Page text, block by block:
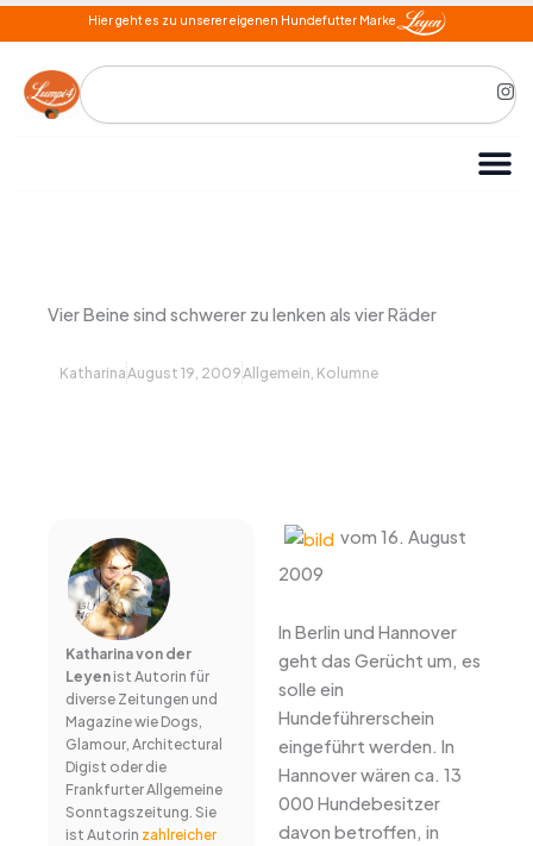
Zum
Inhalt
springen
Hier geht es zu unserer eigenen Hundefutter Marke
Search I
n
s
a
g
Vier Beine sind schwerer zu lenken als vier Räder
KatharinaAugust 19, 2009Allgemein Kolumne
Katharina von der
Leyenist Autorin für
diverse Zeitungen und
Magazine wie Dogs,
Glamour, Architectural
Digist oder die
Frankfurter Allgemeine
Sonntagszeitung. Sie
ist Autorin zahlreicher
vom 16. August
2009
In Berlin und Hannover
geht das Gerücht um, es
solle ein
Hundeführerschein
eingeführt werden. In
Hannover wären ca. 13
000 Hundebesitzer
davon betroffen, in